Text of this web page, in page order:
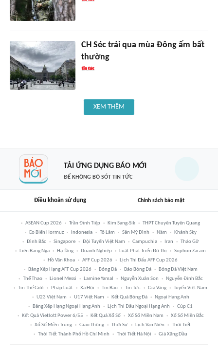
CH Séc trải qua mùa Đông ấm bất
thường
XEM THÊM
TẢI ỨNG DỤNG BÁO MỚI
ĐỂ KHÔNG BỎ SÓT TIN TỨC
Điều khoản sử dụng Chính sách bảo mật
ASEAN Cup 2026 Trần Đình Tiệp Kim Sang-Sik
THPT Chuyên Tuyên Quang
Eo Biển Hormuz
Indonesia Tô Lâm Sân Mỹ Đình Năm
Khánh Sky
Đình Bắc
Singapore Đội Tuyển Việt Nam Campuchia Iran
Tháo Gỡ
Liên Bang Nga
Hạ Tầng Doanh Nghiệp Luật Phát Triển Đô Thị
Sophon Zaram
Hồ Văn Khoa
AFF Cup 2026
Lịch Thi Đấu AFF Cup 2026
Bảng Xếp Hạng AFF Cup 2026
Bóng Đá Báo Bóng Đá
Bóng Đá Việt Nam
Thể Thao
Lionel Messi Lamine Yamal Nguyễn Xuân Son
Nguyễn Đình Bắc
Tin Thế Giới
Pháp Luật Xã Hội Tin Bão Tin Tức Giá Vàng
Tuyển Việt Nam
U23 Việt Nam
U17 Việt Nam Kết Quả Bóng Đá
Ngoại Hạng Anh
Bảng Xếp Hạng Ngoại Hạng Anh
Lịch Thi Đấu Ngoại Hạng Anh
Cúp C1
Kết Quả Vietlott Power 6/55
Kết Quả Xổ Số Xổ Số Miền Nam
Xổ Số Miền Bắc
Xổ Số Miền Trung
Giao Thông Thời Sự Lịch Vạn Niên
Thời Tiết
Thời Tiết Thành Phố Hồ Chí Minh
Thời Tiết Hà Nội Giá Xăng Dầu